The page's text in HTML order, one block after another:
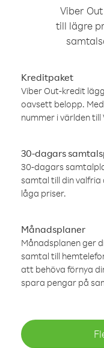
Viber
till lägre
Kreditpaket
Viber Out-kredit
oavsett belopp.
nummer i världen
30-dagars
30-dagars
samtal till din valfria
låga priser.
Månadsplaner
Månadsplanen ger
samtal till
att behöva förnya
spara pengar på